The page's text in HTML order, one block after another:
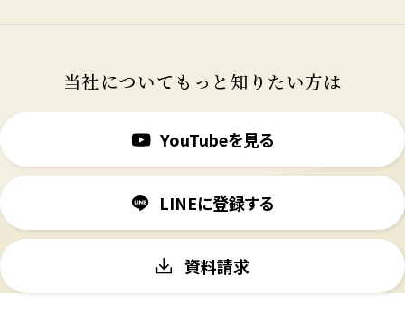
当社についてもっと知りたい方は
YouTubeを見る
LINEに登録する
資料請求